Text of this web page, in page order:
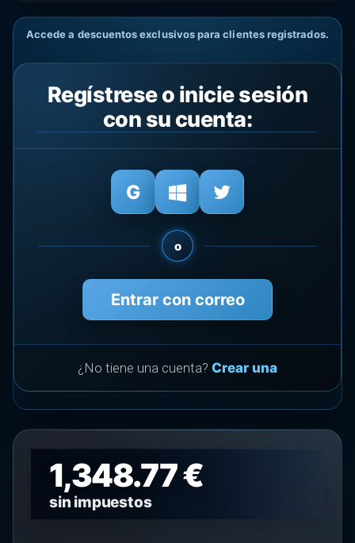
Accede a descuentos exclusivos para clientes registrados.
Regístrese o inicie sesión
con su cuenta:
o
Entrar con correo
¿No tiene una cuenta? Crear una
1,348.77 €
sin impuestos